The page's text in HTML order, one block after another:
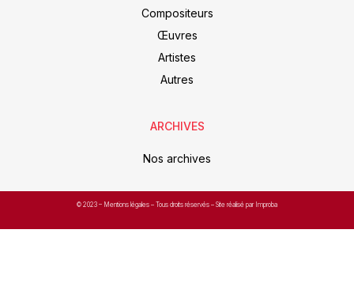
Compositeurs
Œuvres
Artistes
Autres
ARCHIVES
Nos archives
© 2023 – Mentions légales – Tous droits réservés – Site réalisé par Improba